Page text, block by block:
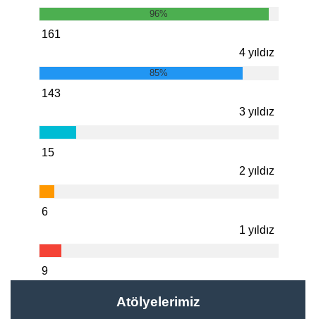
96%
161
4 yıldız
85%
143
3 yıldız
15
2 yıldız
6
1 yıldız
9
Atölyelerimiz